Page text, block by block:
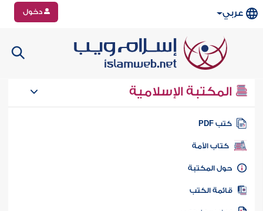
عربي دخول
المكتبة الإسلامية
كتب PDF
كتاب الأمة
المكتبة